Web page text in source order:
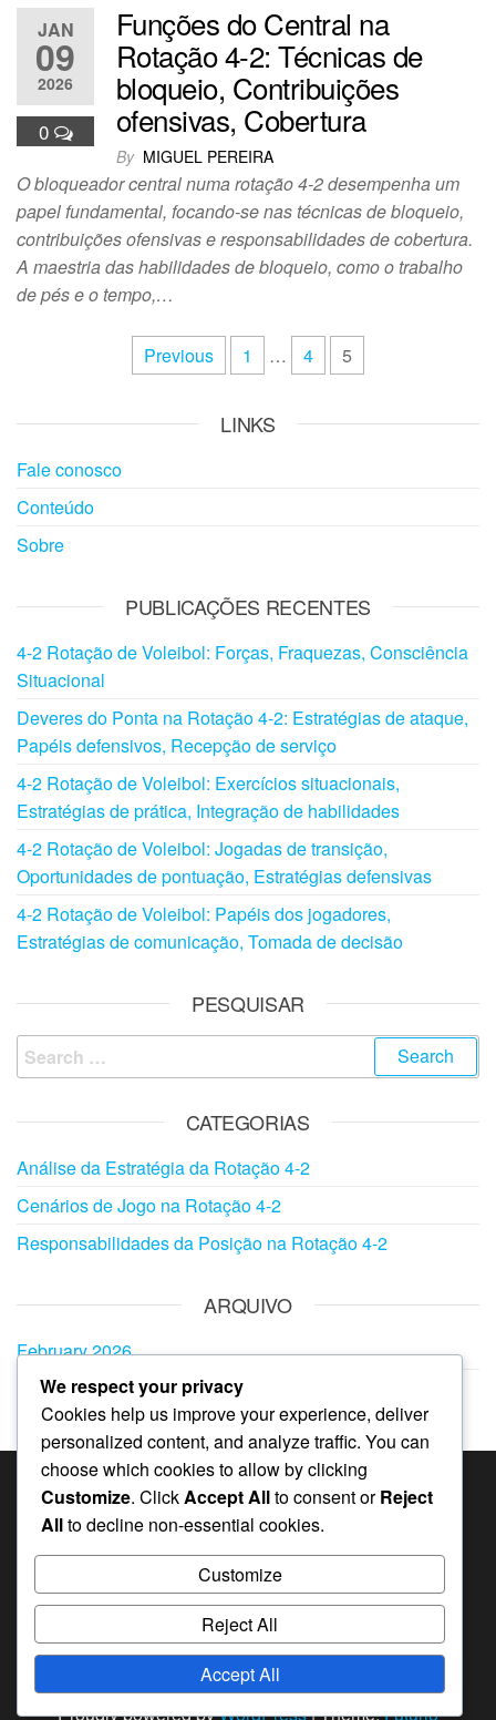
JAN
09
2026
0
Funções do Central na
Rotação 4-2: Técnicas de
bloqueio, Contribuições
ofensivas, Cobertura
By MIGUEL PEREIRA
O bloqueador central numa rotação 4-2 desempenha um
papel fundamental, focando-se nas técnicas de bloqueio,
contribuições ofensivas e responsabilidades de cobertura.
A maestria das habilidades de bloqueio, como o trabalho
de pés e o tempo,…
Previous 1 … 4 5
LINKS
Fale conosco
Conteúdo
Sobre
PUBLICAÇÕES RECENTES
4-2 Rotação de Voleibol: Forças, Fraquezas, Consciência
Situacional
Deveres do Ponta na Rotação 4-2: Estratégias de ataque,
Papéis defensivos, Recepção de serviço
4-2 Rotação de Voleibol: Exercícios situacionais,
Estratégias de prática, Integração de habilidades
4-2 Rotação de Voleibol: Jogadas de transição,
Oportunidades de pontuação, Estratégias defensivas
4-2 Rotação de Voleibol: Papéis dos jogadores,
Estratégias de comunicação, Tomada de decisão
PESQUISAR
Search
for:
CATEGORIAS
Análise da Estratégia da Rotação 4-2
Cenários de Jogo na Rotação 4-2
Responsabilidades da Posição na Rotação 4-2
ARQUIVO
February 2026
January 2026
CATEGORIAS
Cenários de Jogo na Rotação 4-2
Responsabilidades da Posição na Rotação 4-2
Proudly powered byWordPress|Theme:Futurio
We respect your privacy
Cookies help us improve your experience, deliver
personalized content, and analyze traffic. You can
choose which cookies to allow by clicking
Customize. ClickAccept Allto consent orReject
Allto decline non-essential cookies.
Customize
Reject All
Accept All